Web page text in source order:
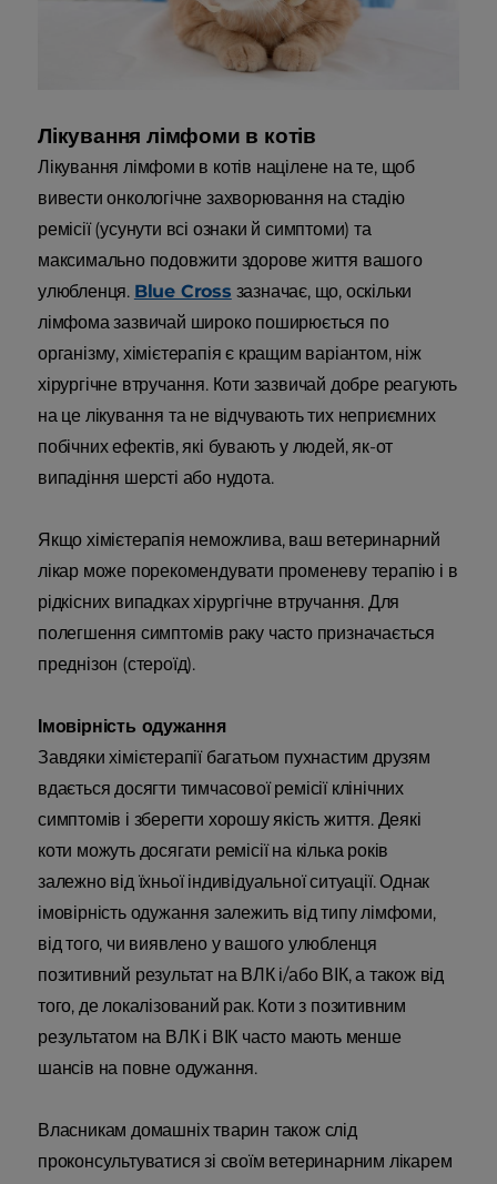
Лікування лімфоми в котів
Лікування лімфоми в котів націлене на те, щоб
вивести онкологічне захворювання на стадію
ремісії (усунути всі ознаки й симптоми) та
максимально подовжити здорове життя вашого
улюбленця. Blue Cross зазначає, що, оскільки
лімфома зазвичай широко поширюється по
організму, хімієтерапія є кращим варіантом, ніж
хірургічне втручання. Коти зазвичай добре реагують
на це лікування та не відчувають тих неприємних
побічних ефектів, які бувають у людей, як-от
випадіння шерсті або нудота.
Якщо хімієтерапія неможлива, ваш ветеринарний
лікар може порекомендувати променеву терапію і в
рідкісних випадках хірургічне втручання. Для
полегшення симптомів раку часто призначається
преднізон (стероїд).
Імовірність одужання
Завдяки хімієтерапії багатьом пухнастим друзям
вдається досягти тимчасової ремісії клінічних
симптомів і зберегти хорошу якість життя. Деякі
коти можуть досягати ремісії на кілька років
залежно від їхньої індивідуальної ситуації. Однак
імовірність одужання залежить від типу лімфоми,
від того, чи виявлено у вашого улюбленця
позитивний результат на ВЛК і/або ВІК, а також від
того, де локалізований рак. Коти з позитивним
результатом на ВЛК і ВІК часто мають менше
шансів на повне одужання.
Власникам домашніх тварин також слід
проконсультуватися зі своїм ветеринарним лікарем